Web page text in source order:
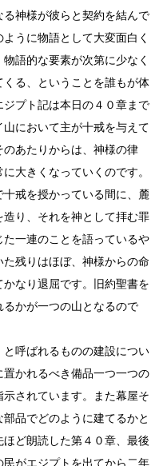
神様が彼らと契約を結んで
うに物語として大変面白く
語的な要素が次第に少なく
る、ということを誰もが体
プト記は本日の４０章まで
において主が十戒を与えて
あたりからは、神様の律
大きくなっていくのです。
戒を授かっている間に、麓
り、それを神として拝む罪
一連のことを語っているや
残りはほぼ、神様からの命
なり退屈です。旧約聖書を
かが一つの山となるので
呼ばれるものの建設につい
かれるべき備品一つ一つの
されています。また幕屋そ
品でどのように建てるかと
ど朗読した第４０章、最後
がエジプトを出てから二年